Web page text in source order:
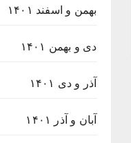
بهمن و اسفند ۱۴۰۱
دی و بهمن ۱۴۰۱
آذر و دی ۱۴۰۱
آبان و آذر ۱۴۰۱